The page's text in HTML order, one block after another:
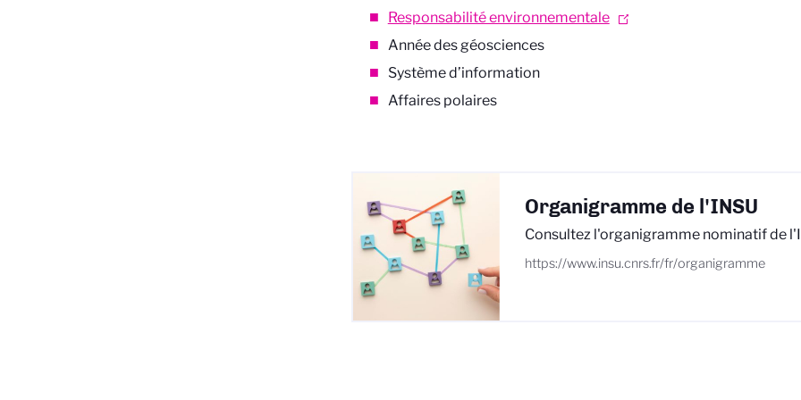
Responsabilité environnementale
Année des géosciences
Système d’information
Affaires polaires
Organigramme de l'INSU
Consultez l'organigramme nominatif de
https://www.insu.cnrs.fr/fr/organigramme